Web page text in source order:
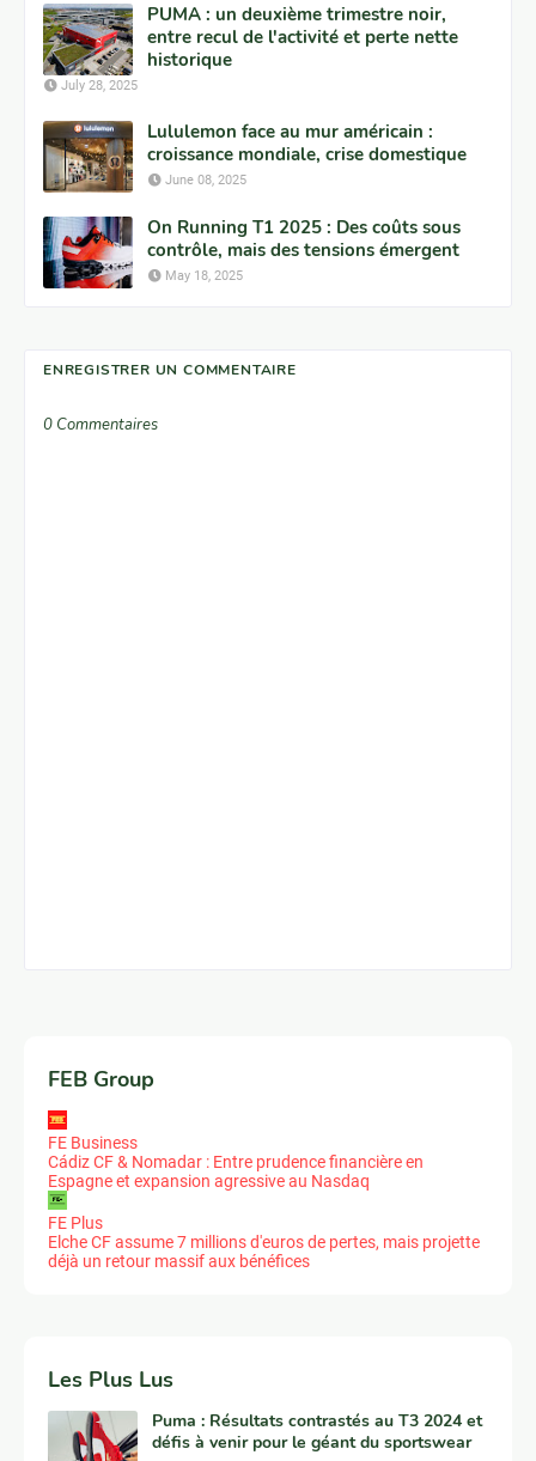
PUMA : un deuxième trimestre noir,
entre recul de l'activité et perte nette
historique
July 28, 2025
Lululemon face au mur américain :
croissance mondiale, crise domestique
June 08, 2025
On Running T1 2025 : Des coûts sous
contrôle, mais des tensions émergent
May 18, 2025
ENREGISTRER UN COMMENTAIRE
0 Commentaires
FEB Group
FE Business
Cádiz CF & Nomadar : Entre prudence financière en
Espagne et expansion agressive au Nasdaq
FE Plus
Elche CF assume 7 millions d'euros de pertes, mais projette
déjà un retour massif aux bénéfices
Les Plus Lus
Puma : Résultats contrastés au T3 2024 et
défis à venir pour le géant du sportswear